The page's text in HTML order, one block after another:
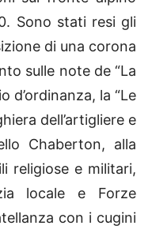
Sono stati resi gli
di una corona
sulle note de “La
d’ordinanza, la “Le
dell’artigliere e
Chaberton, alla
religiose e militari,
locale e Forze
con i cugini